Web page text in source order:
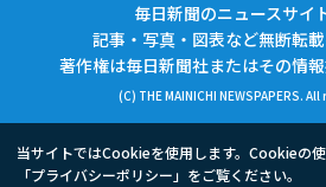
当サイトではCookieを使用します。Cookieの
「プライバシーポリシー 」をご覧ください。
毎日新聞のニュースサイ
記事・写真・図表など無断転載
著作権は毎日新聞社またはその情報
(C) THE MAINICHI NEWSPAPERS.